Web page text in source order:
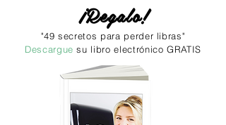
¡Regalo!
"49 secretos para perder libras"
Descargue su libro electrónico GRATIS